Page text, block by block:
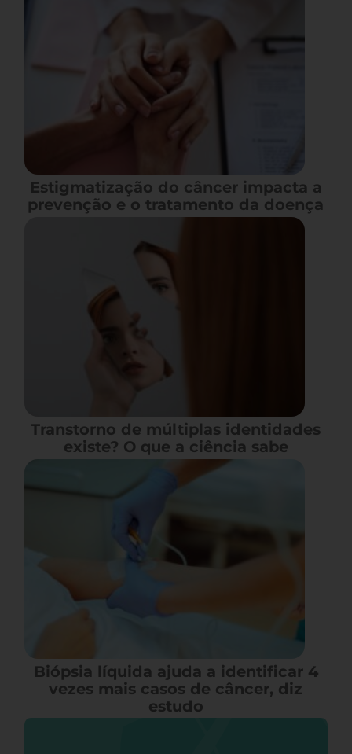
Estigmatização do câncer impacta a
prevenção e o tratamento da doença
Transtorno de múltiplas identidades
existe? O que a ciência sabe
Biópsia líquida ajuda a identificar 4
vezes mais casos de câncer, diz
estudo